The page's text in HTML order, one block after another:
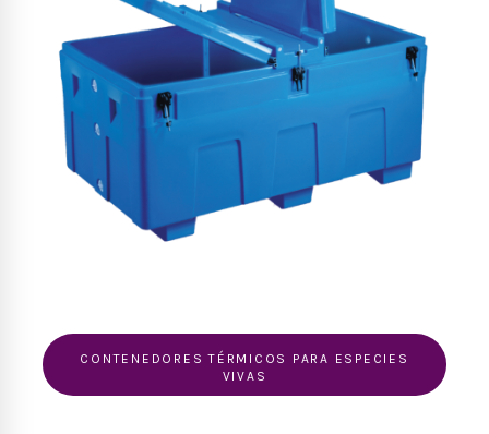
CONTENEDORES TÉRMICOS PARA ESPECIES
VIVAS